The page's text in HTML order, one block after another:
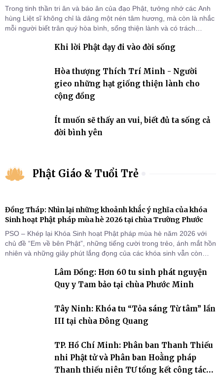
Trong tinh thần tri ân và báo ân của đạo Phật, tưởng nhớ các Anh
hùng Liệt sĩ không chỉ là dâng một nén tâm hương, mà còn là nhắc
mỗi người biết trân quý hòa bình, sống thiện lành và có trách
Khi lời Phật dạy đi vào đời sống
Hòa thượng Thích Trí Minh - Người
gieo những hạt giống thiện lành cho
cộng đồng
Ít muốn sẽ thấy an vui, biết đủ ta sống cả
đời bình yên
Phật Giáo & Tuổi Trẻ
Đồng Tháp: Nhìn lại những khoảnh khắc ý nghĩa của khóa
Sinh hoạt Phật pháp mùa hè 2026 tại chùa Trường Phước
PSO – Khép lại Khóa Sinh hoạt Phật pháp mùa hè năm 2026 với
chủ đề “Em về bên Phật”, những tiếng cười trong trẻo, ánh mắt hồn
nhiên và những giây phút lắng đọng của các khóa sinh vẫn còn
Tháp). Những tuần tu học ngắn ngủi nhưng đã trở thành hành
trang quý báu, gieo những hạt giống thiện l
Lâm Đồng: Hơn 60 tu sinh phát nguyện
Quy y Tam bảo tại chùa Phước Minh
Tây Ninh: Khóa tu “Tỏa sáng Từ tâm” lần
III tại chùa Đông Quang
TP. Hồ Chí Minh: Phân ban Thanh Thiếu
nhi Phật tử và Phân ban Hoằng pháp
Thanh thiếu niên TƯ tổng kết công tác